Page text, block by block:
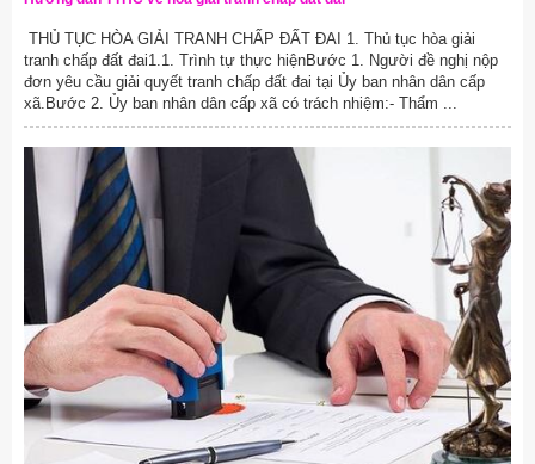
THỦ TỤC HÒA GIẢI TRANH CHẤP ĐẤT ĐAI 1. Thủ tục hòa giải
tranh chấp đất đai1.1. Trình tự thực hiệnBước 1. Người đề nghị nộp
đơn yêu cầu giải quyết tranh chấp đất đai tại Ủy ban nhân dân cấp
xã.Bước 2. Ủy ban nhân dân cấp xã có trách nhiệm:- Thẩm ...